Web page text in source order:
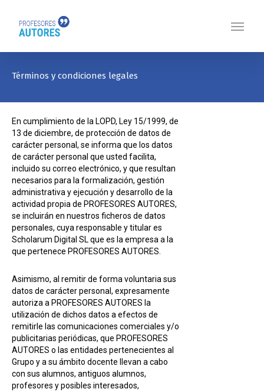
Términos y condiciones legales
En cumplimiento de la LOPD, Ley 15/1999, de
13 de diciembre, de protección de datos de
carácter personal, se informa que los datos
de carácter personal que usted facilita,
incluido su correo electrónico, y que resultan
necesarios para la formalización, gestión
administrativa y ejecución y desarrollo de la
actividad propia de PROFESORES AUTORES,
se incluirán en nuestros ficheros de datos
personales, cuya responsable y titular es
Scholarum Digital SL que es la empresa a la
que pertenece PROFESORES AUTORES.
Asimismo, al remitir de forma voluntaria sus
datos de carácter personal, expresamente
autoriza a PROFESORES AUTORES la
utilización de dichos datos a efectos de
remitirle las comunicaciones comerciales y/o
publicitarias periódicas, que PROFESORES
AUTORES o las entidades pertenecientes al
Grupo y a su ámbito docente llevan a cabo
con sus alumnos, antiguos alumnos,
profesores y posibles interesados,